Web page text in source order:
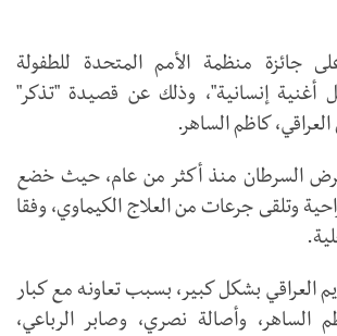
جائزة منظمة الأمم المتحدة للطفولة
أغنية إنسانية"، وذلك عن قصيدة "تذكر"
كاظم الساهر.
السرطان منذ أكثر من عام، حيث خضع
وتلقى جرعات من العلاج الكيماوي، وفقا
العراقي بشكل كبير، بسبب تعاونه مع كبار
الساهر، وأصالة نصري، وصابر الرباعي،